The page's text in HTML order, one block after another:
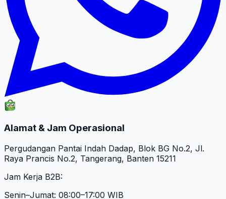
Alamat & Jam Operasional
Pergudangan Pantai Indah Dadap, Blok BG No.2, Jl.
Raya Prancis No.2, Tangerang, Banten 15211
Jam Kerja B2B:
Senin–Jumat: 08:00–17:00 WIB